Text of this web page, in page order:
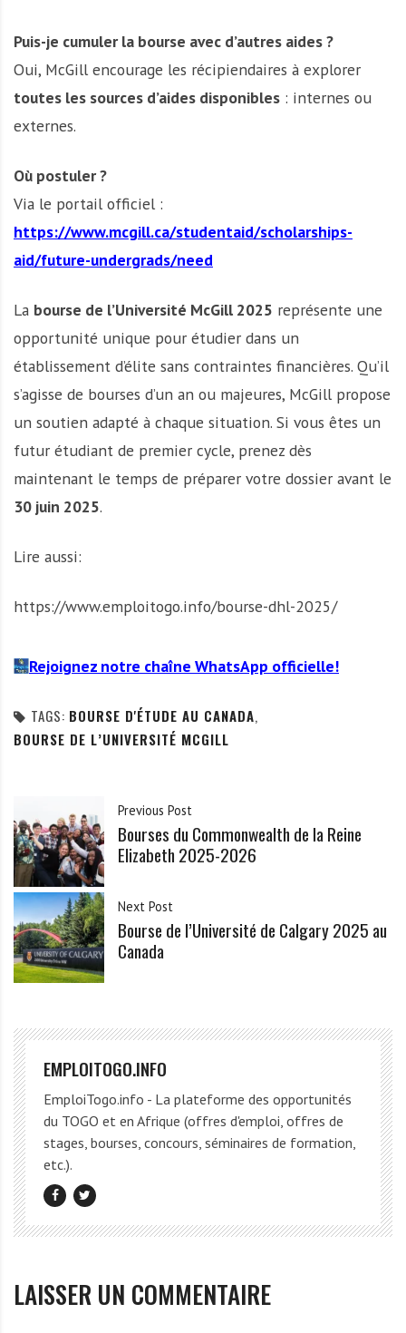
Puis-je cumuler la bourse avec d’autres aides ?
Oui, McGill encourage les récipiendaires à explorer
toutes les sources d’aides disponibles : internes ou
externes.
Où postuler ?
Via le portail officiel :
https://www.mcgill.ca/studentaid/scholarships-
aid/future-undergrads/need
La bourse de l’Université McGill 2025 représente une
opportunité unique pour étudier dans un
établissement d’élite sans contraintes financières. Qu’il
s’agisse de bourses d’un an ou majeures, McGill propose
un soutien adapté à chaque situation. Si vous êtes un
futur étudiant de premier cycle, prenez dès
maintenant le temps de préparer votre dossier avant le
30 juin 2025.
Lire aussi:
https://www.emploitogo.info/bourse-dhl-2025/
Rejoignez notre chaîne WhatsApp officielle!
TAGS: BOURSE D'ÉTUDE AU CANADA,
BOURSE DE L’UNIVERSITÉ MCGILL
Previous Post
Bourses du Commonwealth de la Reine
Elizabeth 2025-2026
Next Post
Bourse de l’Université de Calgary 2025 au
Canada
EMPLOITOGO.INFO
EmploiTogo.info - La plateforme des opportunités
du TOGO et en Afrique (offres d'emploi, offres de
stages, bourses, concours, séminaires de formation,
etc.).
LAISSER UN COMMENTAIRE